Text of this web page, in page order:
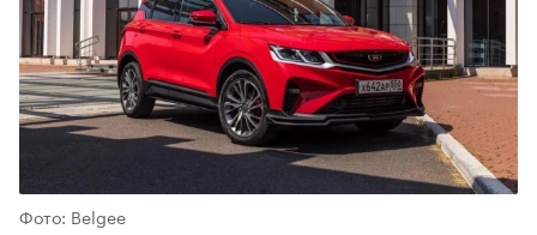
00:00 / 00:00
Фото: Belgee